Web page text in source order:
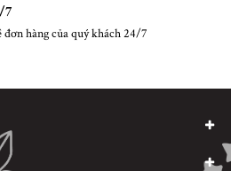
7
hàng của quý khách 24/7